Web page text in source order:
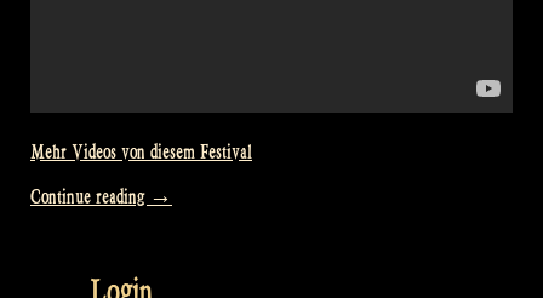
Mehr Videos von diesem Festival
Continue reading „Video:
→